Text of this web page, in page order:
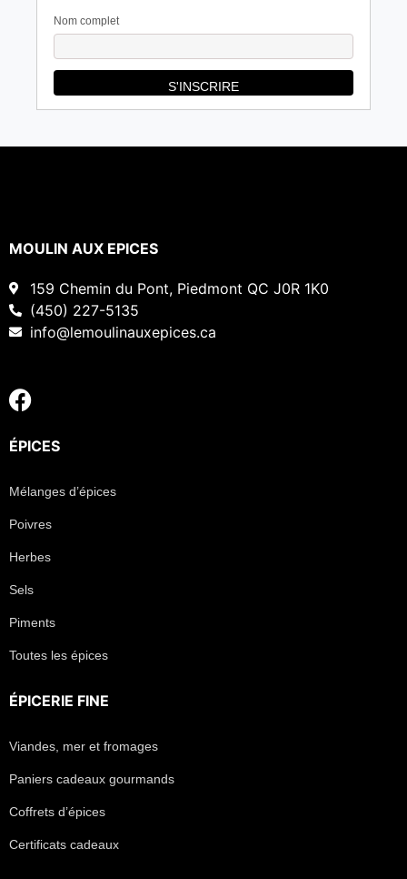
Nom complet
MOULIN AUX EPICES
159 Chemin du Pont, Piedmont QC J0R 1K0
(450) 227-5135
info@lemoulinauxepices.ca
ÉPICES
Mélanges d’épices
Poivres
Herbes
Sels
Piments
Toutes les épices
ÉPICERIE FINE
Viandes, mer et fromages
Paniers cadeaux gourmands
Coffrets d’épices
Certificats cadeaux